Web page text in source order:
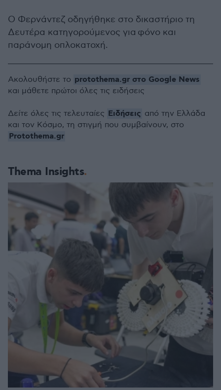
Ο Φερνάντεζ οδηγήθηκε στο δικαστήριο τη
Δευτέρα κατηγορούμενος για φόνο και
παράνομη οπλοκατοχή.
Thema Insights
Ακολουθήστε το protothema.gr στο Google News
και μάθετε πρώτοι όλες τις ειδήσεις
Δείτε όλες τις τελευταίες Ειδήσεις από την Ελλάδα
και τον Κόσμο, τη στιγμή που συμβαίνουν, στο
Protothema.gr